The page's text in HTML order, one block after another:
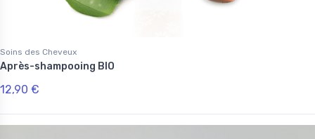
Soins des Cheveux
Après-shampooing BIO
12,90 €